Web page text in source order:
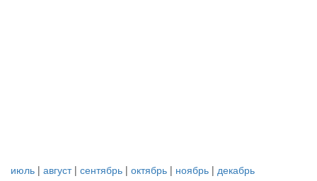
июль | август| сентябрь | октябрь | ноябрь | декабрь